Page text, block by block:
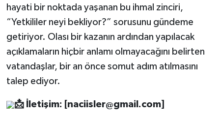
hayati bir noktada yaşanan bu ihmal zinciri,
“Yetkililer neyi bekliyor?” sorusunu gündeme
getiriyor. Olası bir kazanın ardından yapılacak
açıklamaların hiçbir anlamı olmayacağını belirten
vatandaşlar, bir an önce somut adım atılmasını
talep ediyor.
📩İletişim: [ naciisler@gmail.com]